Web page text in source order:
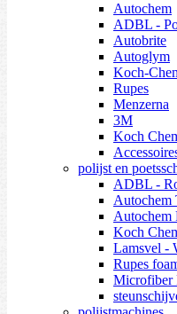
Autochem
ADBL -
Autobrite
Autoglym
Koch-
Rupes
Menzerna
3M
Koch
polijst en
ADBL -
Autochem
Autochem
Koch
Lamsvel -
Rupes
Microfiber